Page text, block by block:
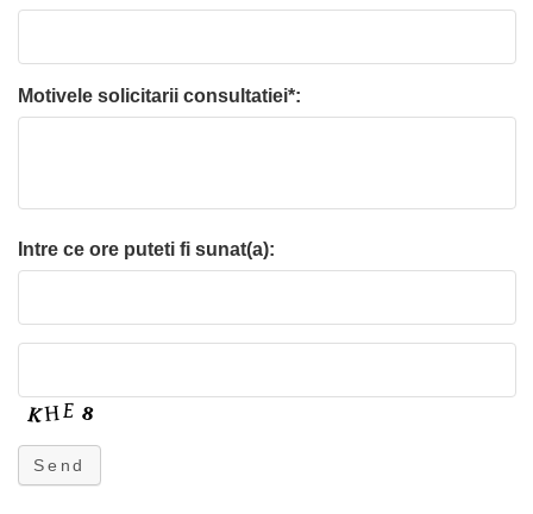
Motivele solicitarii consultatiei*:
Intre ce ore puteti fi sunat(a):
Send